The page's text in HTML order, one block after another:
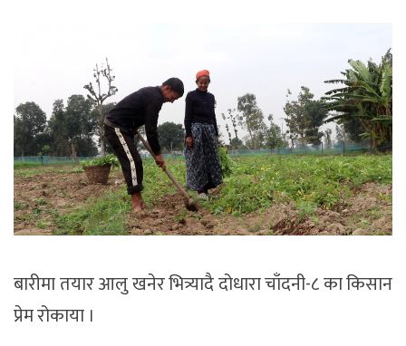
बारीमा तयार आलु खनेर भित्र्यादै दोधारा चाँदनी-८ का किसान
प्रेम रोकाया ।